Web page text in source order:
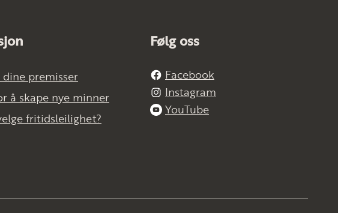
premisser
å skape nye minner
fritidsleilighet?
Følg oss
Facebook
Instagram
YouTube